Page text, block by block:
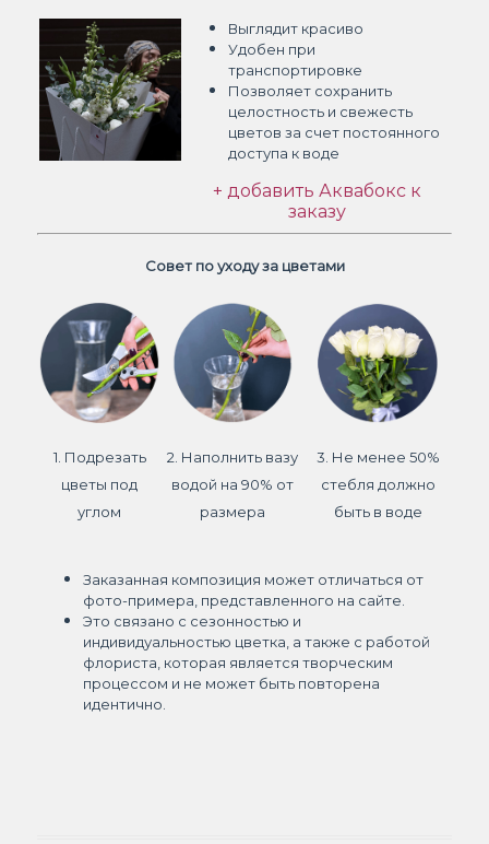
Выглядит красиво
Удобен при
транспортировке
Позволяет сохранить
целостность и свежесть
цветов за счет постоянного
доступа к воде
+ добавить Аквабокс к
заказу
Совет по уходу за цветами
1. Подрезать
цветы под
углом
2. Наполнить вазу
водой на 90% от
размера
3. Не менее 50%
стебля должно
быть в воде
Заказанная композиция может отличаться от
фото-примера, представленного на сайте.
Это связано с сезонностью и
индивидуальностью цветка, а также с работой
флориста, которая является творческим
процессом и не может быть повторена
идентично.